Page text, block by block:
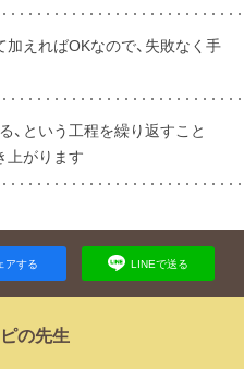
加えればOKなので、失敗なく手
、という工程を繰り返すこと
上がります
アする LINEで送る
の先生